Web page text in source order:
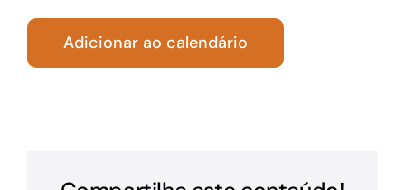
Adicionar ao calendário